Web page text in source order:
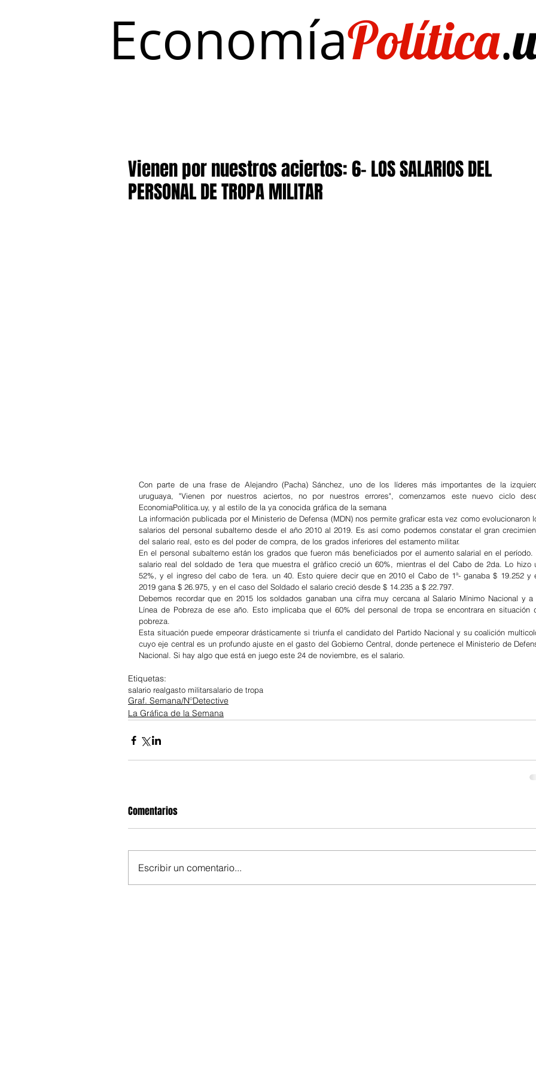
EconomíaPolítica.
Vienen por nuestros aciertos: 6- LOS SALARIOS DEL
PERSONAL DE TROPA MILITAR
Con parte de una frase de Alejandro (Pacha) Sánchez, uno de los líderes más importantes de la
uruguaya, "Vienen por nuestros aciertos, no por nuestros errores", comenzamos este nuevo ciclo
EconomiaPolitica.uy, y al estilo de la ya conocida gráfica de la semana
La información publicada por el Ministerio de Defensa (MDN) nos permite graficar esta vez como evolucionaron
salarios del personal subalterno desde el año 2010 al 2019. Es así como podemos constatar el gran
del salario real, esto es del poder de compra, de los grados inferiores del estamento militar.
En el personal subalterno están los grados que fueron más beneficiados por el aumento salarial en el período.
salario real del soldado de 1era que muestra el gràfico creció un 60%, mientras el del Cabo de 2da. Lo hizo
52%, y el ingreso del cabo de 1era. un 40. Esto quiere decir que en 2010 el Cabo de 1ª- ganaba $ 19.252 y
2019 gana $ 26.975, y en el caso del Soldado el salario creció desde $ 14.235 a $ 22.797.
Debemos recordar que en 2015 los soldados ganaban una cifra muy cercana al Salario Mínimo Nacional y a
Línea de Pobreza de ese año. Esto implicaba que el 60% del personal de tropa se encontrara en situación
pobreza.
Esta situación puede empeorar drásticamente si triunfa el candidato del Partido Nacional y su coalición
cuyo eje central es un profundo ajuste en el gasto del Gobierno Central, donde pertenece el Ministerio de
Nacional. Si hay algo que está en juego este 24 de noviembre, es el salario.
Etiquetas:
salario realgasto militarsalario de tropa
Graf. Semana/NºDetective
La Gráfica de la Semana
Comentarios
Escribir un comentario...